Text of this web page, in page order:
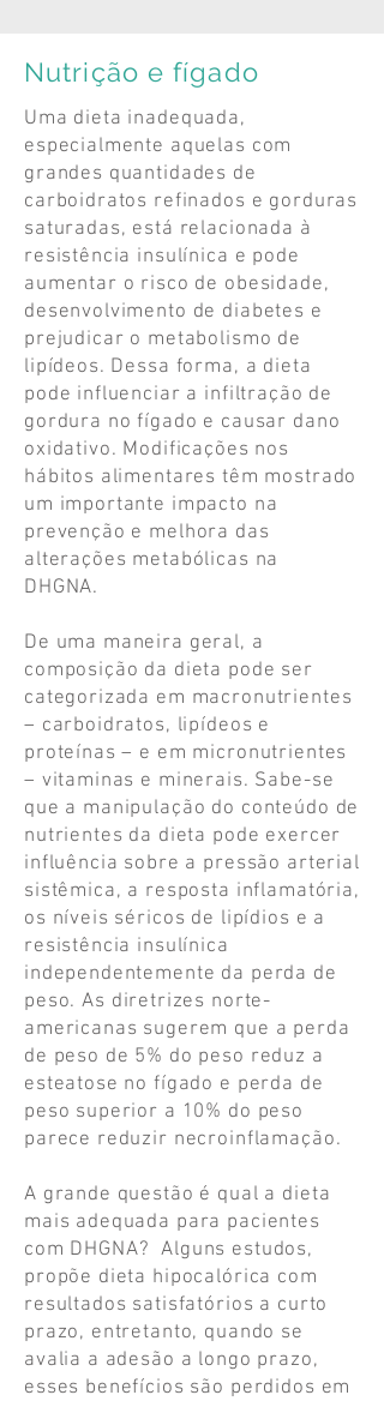
Nutrição e fígado
Uma dieta inadequada,
especialmente aquelas com
grandes quantidades de
carboidratos refinados e gorduras
saturadas, está relacionada à
resistência insulínica e pode
aumentar o risco de obesidade,
desenvolvimento de diabetes e
prejudicar o metabolismo de
lipídeos. Dessa forma, a dieta
pode influenciar a infiltração de
gordura no fígado e causar dano
oxidativo. Modificações nos
hábitos alimentares têm mostrado
um importante impacto na
prevenção e melhora das
alterações metabólicas na
DHGNA.
De uma maneira geral, a
composição da dieta pode ser
categorizada em macronutrientes
– carboidratos, lipídeos e
proteínas – e em micronutrientes
– vitaminas e minerais. Sabe-se
que a manipulação do conteúdo de
nutrientes da dieta pode exercer
influência sobre a pressão arterial
sistêmica, a resposta inflamatória,
os níveis séricos de lipídios e a
resistência insulínica
independentemente da perda de
peso.As diretrizes norte-
americanas sugerem que a perda
de peso de 5% do peso reduz a
esteatose no fígado e perda de
peso superior a 10% do peso
parece reduzir necroinflamação.
A grande questão é qual a dieta
mais adequada para pacientes
com DHGNA? Alguns estudos,
propõe dieta hipocalórica com
resultados satisfatórios a curto
prazo, entretanto, quando se
avalia a adesão a longo prazo,
esses benefícios são perdidos em